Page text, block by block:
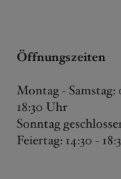
Öffnungszeiten
Montag - Samstag:
18:30 Uhr
Sonntag
Feiertag: 14:30 -